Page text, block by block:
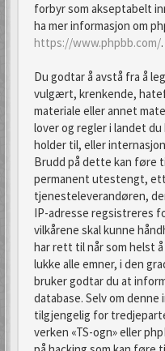
forbyr som akseptabelt
ha mer informasjon om
https://www.phpbb.com/.
Du godtar å avstå fra å
vulgært, krenkende,
materiale eller annet
lover og regler i landet du
holder til, eller
Brudd på dette kan føre
permanent utestengt,
tjenesteleverandøren,
IP-adresse regsistreres
vilkårene skal kunne
har rett til når som helst
lukke alle emner, i den
bruker godtar du at
database. Selv om
tilgjengelig for
verken «TS-ogn» eller